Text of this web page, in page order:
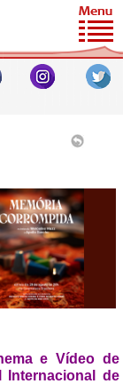
e Vídeo de
Internacional de